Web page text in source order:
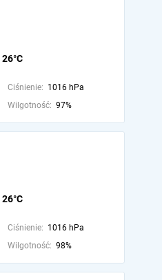
26°C
Ciśnienie: 1016 hPa
Wilgotność: 97%
26°C
Ciśnienie: 1016 hPa
Wilgotność: 98%